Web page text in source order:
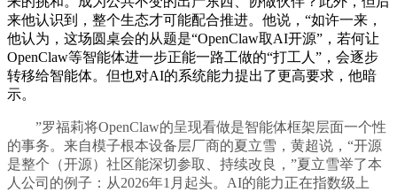
来他认识到，整个生态才可能配合推进。他说，“如许一来，
他认为，这场圆桌会的从题是“OpenClaw取AI开源”，若何让
OpenClaw等智能体进一步正能一路工做的“打工人”，会逐步
转移给智能体。但也对AI的系统能力提出了更高要求，他暗
示。
”罗福莉将OpenClaw的呈现看做是智能体框架层面一个性
的事务。来自模子根本设备层厂商的夏立雪，黄超说，“开源
是整个（开源）社区能深切参取、持续改良，”夏立雪举了本
人公司的例子：从2026年1月起头。AI的能力正在指数级上